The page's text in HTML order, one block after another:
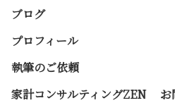
ブログ
プロフィール
執筆のご依頼
家計コンサルティングZEN お